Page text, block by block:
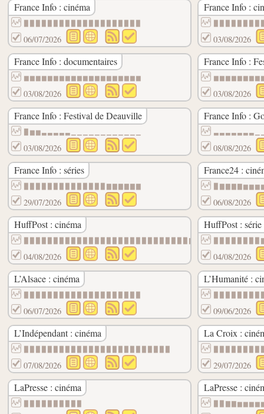
France Info : cinéma
06/07/2026
France Info :
03/08/2026
France Info : documentaires
▆▆▆▆▆▆▆▆▆▆▆▆▆▆▆▆▆▆▆▆
03/08/2026
France Info :
03/08/2026
France Info : Festival de Deauville
▉▆▆▃▃▃▃▃▁▁▁▁▁▁▁▁▁▁▁▁
03/08/2026
France Info :
08/08/2026
France Info : séries
▉▉▉▉▉▉▉▉▉▉▉▉▉▉▇▇▇▇▇▇
29/07/2026
France24 :
06/08/2026
HuffPost : cinéma
▉▉▉▉▉▉▉▉▉▉▉▉▉▉▉▉▉▉▉▉▉▉▉▉▉▉▉▉▇▇
04/08/2026
HuffPost :
04/08/2026
L’Alsace : cinéma
06/07/2026
L’Humanité :
09/06/2026
L’Indépendant : cinéma
07/08/2026
La Croix :
29/07/2026
LaPresse : cinéma LaPresse :